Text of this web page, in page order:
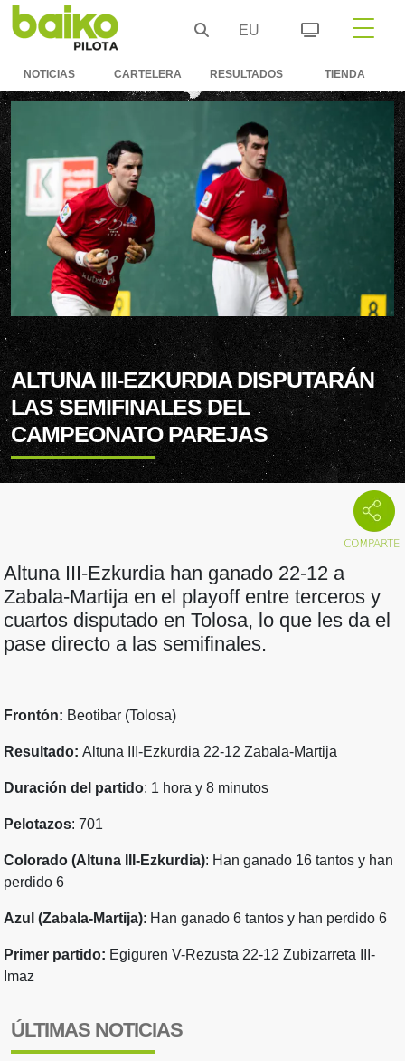
EU
NOTICIAS CARTELERA RESULTADOS TIENDA
ALTUNA III-EZKURDIA DISPUTARÁN
LAS SEMIFINALES DEL
CAMPEONATO PAREJAS
Altuna III-Ezkurdia han ganado 22-12 a
Zabala-Martija en el playoff entre terceros y
cuartos disputado en Tolosa, lo que les da el
pase directo a las semifinales.
Frontón: Beotibar (Tolosa)
Resultado: Altuna III-Ezkurdia 22-12 Zabala-Martija
Duración del partido: 1 hora y 8 minutos
Pelotazos: 701
Colorado (Altuna III-Ezkurdia): Han ganado 16 tantos y han
perdido 6
Azul (Zabala-Martija): Han ganado 6 tantos y han perdido 6
Primer partido: Egiguren V-Rezusta 22-12 Zubizarreta III-
Imaz
ÚLTIMAS NOTICIAS